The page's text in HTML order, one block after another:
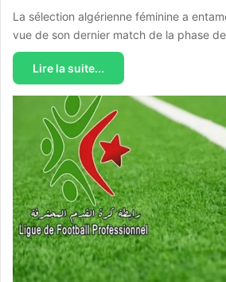
La sélection algérienne féminine a
vue de son dernier match de la phase
Lire la suite...